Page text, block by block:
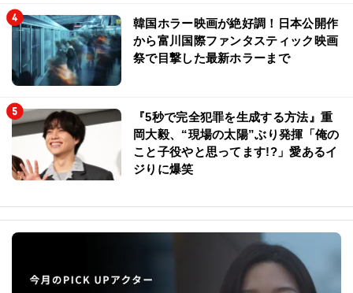
韓国ホラー映画が絶好調！日本公開作
から富川国際ファンタスティック映画
祭で目撃した最新ホラーまで
『5秒で完全犯罪を生成する方法』重
岡大毅、“現場の太陽”ぶり発揮「俺の
こと子役やと思ってます!?」愛あるイ
ジりに爆笑